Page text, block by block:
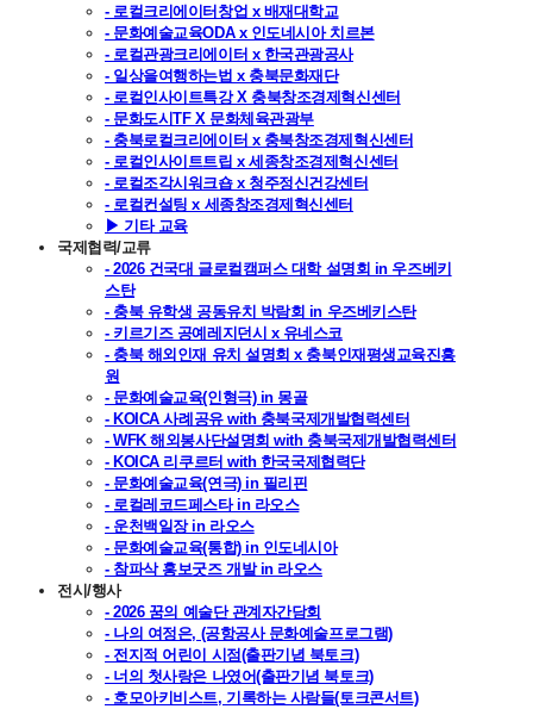
- 로컬크리에이터창업 x 배재대학교
- 문화예술교육ODA x 인도네시아 치르본
- 로컬관광크리에이터 x 한국관광공사
- 일상을여행하는법 x 충북문화재단
- 로컬인사이트특강 X 충북창조경제혁신센터
- 문화도시TF X 문화체육관광부
- 충북로컬크리에이터 x 충북창조경제혁신센터
- 로컬인사이트트립 x 세종창조경제혁신센터
- 로컬조각시워크숍 x 청주정신건강센터
- 로컬컨설팅 x 세종창조경제혁신센터
▶ 기타 교육
국제협력/교류
- 2026 건국대 글로컬캠퍼스 대학 설명회 in 우즈베키
스탄
- 충북 유학생 공동유치 박람회 in 우즈베키스탄
- 키르기즈 공예레지던시 x 유네스코
- 충북 해외인재 유치 설명회 x 충북인재평생교육진흥
원
- 문화예술교육(인형극) in 몽골
- KOICA 사례공유 with 충북국제개발협력센터
- WFK 해외봉사단설명회 with 충북국제개발협력센터
- KOICA 리쿠르터 with 한국국제협력단
- 문화예술교육(연극) in 필리핀
- 로컬레코드페스타 in 라오스
- 운천백일장 in 라오스
- 문화예술교육(통합) in 인도네시아
- 참파삭 홍보굿즈 개발 in 라오스
전시/행사
- 2026 꿈의 예술단 관계자간담회
- 나의 여정은, (공항공사 문화예술프로그램)
- 전지적 어린이 시점(출판기념 북토크)
- 너의 첫사랑은 나였어(출판기념 북토크)
- 호모아키비스트, 기록하는 사람들(토크콘서트)